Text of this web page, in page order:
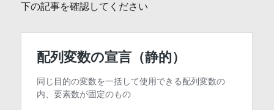
下の記事を確認してください